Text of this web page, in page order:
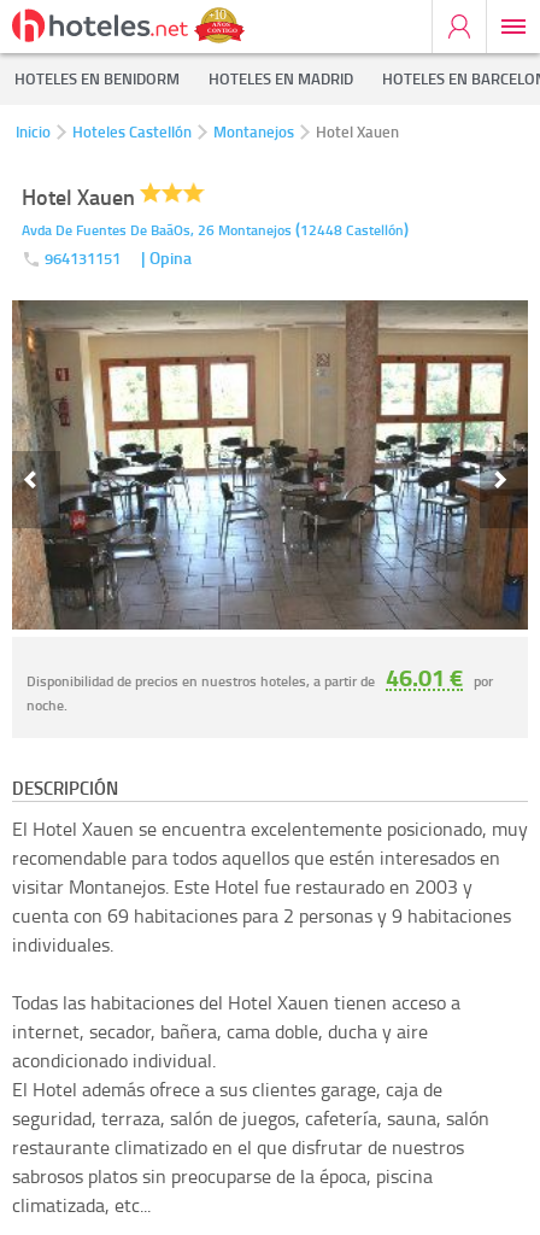
HOTELES EN BENIDORM HOTELES EN MADRID HOTELES EN
Inicio Hoteles Castellón Montanejos Hotel Xauen
Hotel Xauen
Avda De Fuentes De BaãOs, 26 Montanejos (12448Castellón)
964131151 | Opina
Disponibilidad de precios en nuestros hoteles, a partir de 46.01 € por
noche.
DESCRIPCIÓN
El Hotel Xauen se encuentra excelentemente posicionado, muy
recomendable para todos aquellos que estén interesados en
visitar Montanejos. Este Hotel fue restaurado en 2003 y
cuenta con 69 habitaciones para 2 personas y 9 habitaciones
individuales.
Todas las habitaciones del Hotel Xauen tienen acceso a
internet, secador, bañera, cama doble, ducha y aire
acondicionado individual.
El Hotel además ofrece a sus clientes garage, caja de
seguridad, terraza, salón de juegos, cafetería, sauna, salón
restaurante climatizado en el que disfrutar de nuestros
sabrosos platos sin preocuparse de la época, piscina
climatizada, etc...